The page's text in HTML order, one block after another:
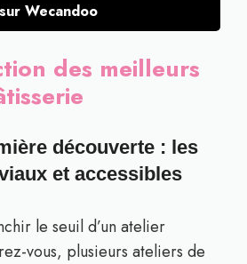
sur Wecandoo
des meilleurs
découverte : les
et accessibles
le seuil d’un atelier
vous, plusieurs ateliers de